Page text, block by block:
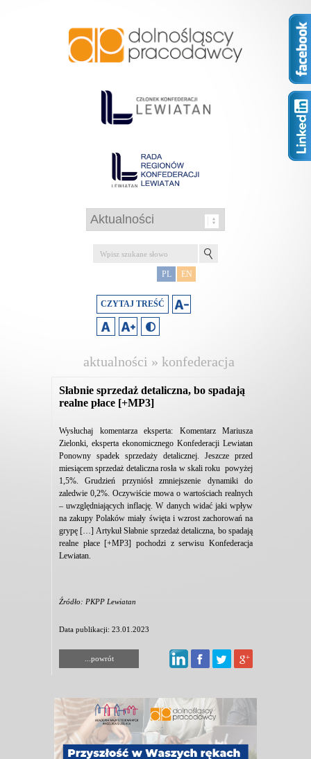
PL EN
CZYTAJ TREŚĆ
aktualności » konfederacja
Słabnie sprzedaż detaliczna, bo spadają
realne płace [+MP3]
Wysłuchaj komentarza eksperta: Komentarz Mariusza
Zielonki, eksperta ekonomicznego Konfederacji Lewiatan
Ponowny spadek sprzedaży detalicznej. Jeszcze przed
miesiącem sprzedaż detaliczna rosła w skali roku powyżej
1,5%. Grudzień przyniósł zmniejszenie dynamiki do
zaledwie 0,2%. Oczywiście mowa o wartościach realnych
– uwzględniających inflację. W danych widać jaki wpływ
na zakupy Polaków miały święta i wzrost zachorowań na
grypę […] Artykuł Słabnie sprzedaż detaliczna, bo spadają
realne płace [+MP3] pochodzi z serwisu Konfederacja
Lewiatan.
Źródło: PKPP Lewiatan
Data publikacji: 23.01.2023
...powrót